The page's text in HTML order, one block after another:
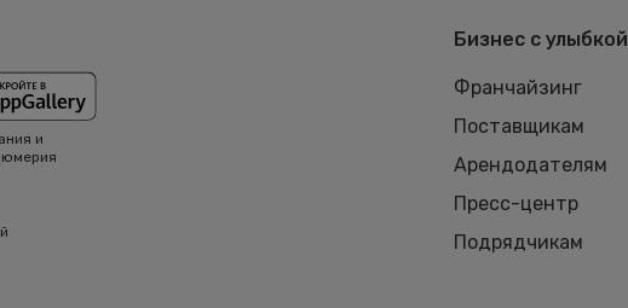
и
Бизнес с улыбкой
Франчайзинг
Поставщикам
Арендодателям
Пресс-центр
Подрядчикам